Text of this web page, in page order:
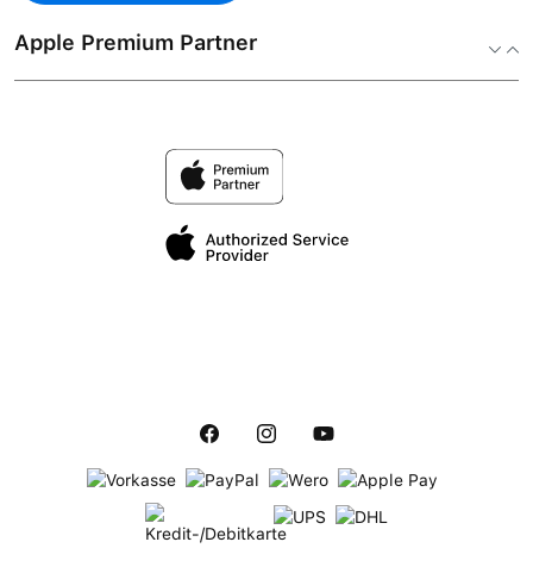
Apple Premium Partner